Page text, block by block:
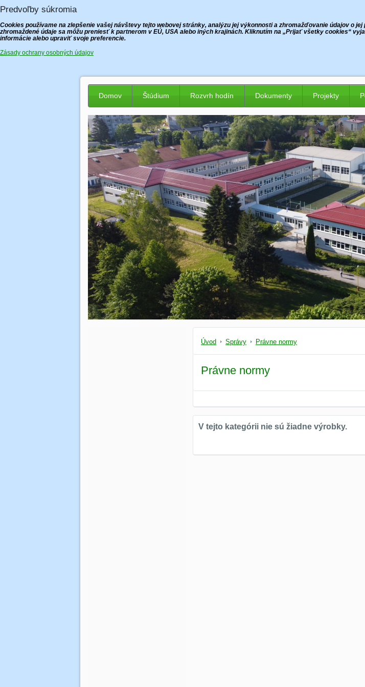
Domov Štúdium Rozvrh hodín Dokumenty Projekty
Úvod Správy Právne normy
Právne normy
Predvoľby súkromia
Cookies používame na zlepšenie vašej návštevy tejto webovej stránky, analýzu jej výkonnosti a zhromažďovanie údajov o
zhromaždené údaje sa môžu preniesť k partnerom v EÚ, USA alebo iných krajinách. Kliknutím na „Prijať všetky cookies“
informácie alebo upraviť svoje preferencie.
Zásady ochrany osobných údajov